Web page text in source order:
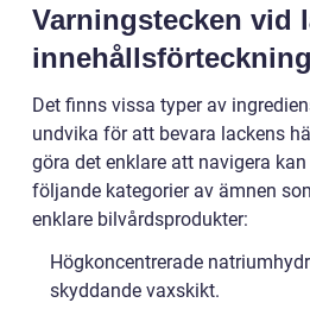
Varningstecken vid
Det finns vissa typer av
undvika för att bevara lackens
göra det enklare att navigera
följande kategorier av ämnen
enklare bilvårdsprodukter:
Högkoncentrerade
skyddande vaxskikt.